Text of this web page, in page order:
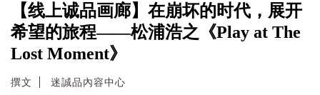
【线上诚品画廊】在崩坏的时代，展开
希望的旅程——松浦浩之《Play at The
Lost Moment》
撰文 迷誠品內容中心